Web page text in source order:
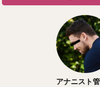
アナニスト